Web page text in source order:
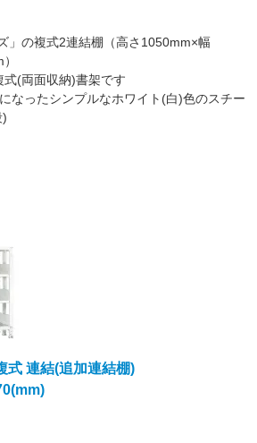
」の複式2連結棚（高さ1050mm×幅
(両面収納)書架です
なったシンプルなホワイト(白)色のスチー
)
式 連結(追加連結棚)